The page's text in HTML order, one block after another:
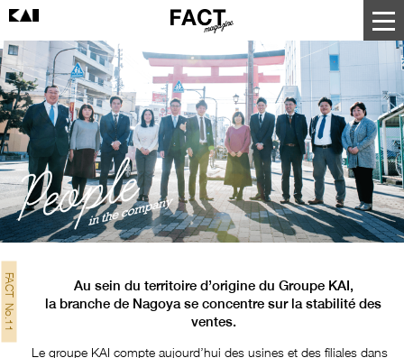
FACT No.11
Au sein du territoire d’origine du Groupe KAI,
la branche de Nagoya se concentre sur la stabilité des
ventes.
Le groupe KAI compte aujourd’hui des usines et des filiales dans